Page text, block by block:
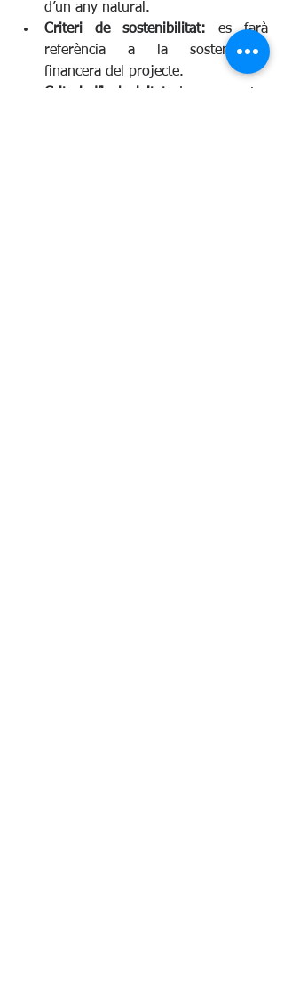
d’un any natural.
Criteri de sostenibilitat: es farà
referència a la sostenibilitat
financera del projecte.